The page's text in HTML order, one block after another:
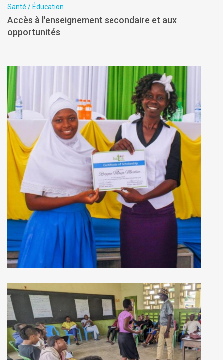
Santé / Éducation
Accès à l'enseignement secondaire et aux
opportunités